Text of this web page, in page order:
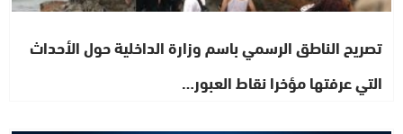
تصريح الناطق الرسمي باسم وزارة الداخلية حول الأحداث
التي عرفتها مؤخرا نقاط العبور…